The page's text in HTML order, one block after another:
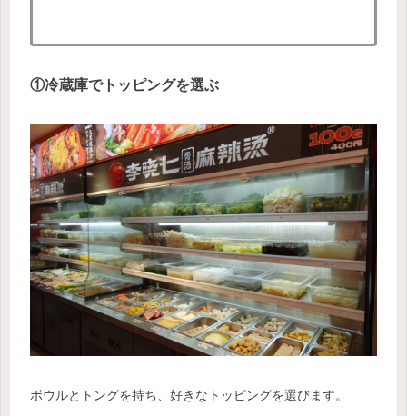
①冷蔵庫でトッピングを選ぶ
ボウルとトングを持ち、好きなトッピングを選びます。